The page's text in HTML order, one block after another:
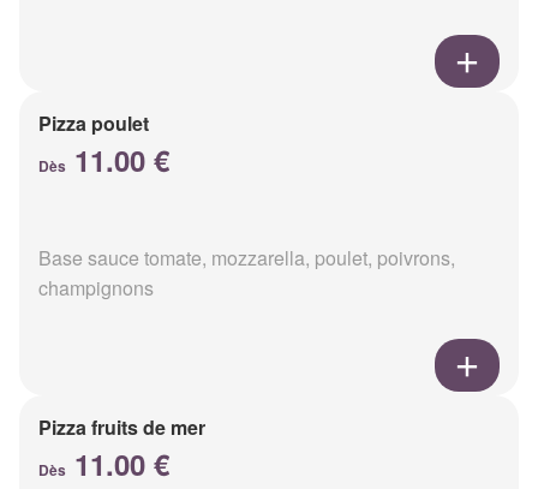
Pizza poulet
Dès 11.00 €
Base sauce tomate, mozzarella, poulet, poivrons,
champignons
Pizza fruits de mer
Dès 11.00 €